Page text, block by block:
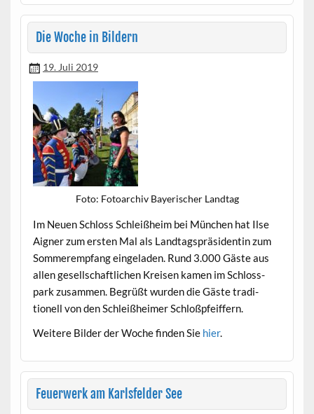
Die Woche in Bildern
19. Juli 2019
Foto: Fotoarchiv Bay­erisch­er Landtag
Im Neuen Schloss Schleißheim bei München hat Ilse
Aign­er zum ersten Mal als Land­tagspräsi­dentin zum
Som­meremp­fang ein­ge­laden. Rund 3.000 Gäste aus
allen gesellschaftlichen Kreisen kamen im Schloss­
park zusam­men. Begrüßt wur­den die Gäste tra­di­
tionell von den Schleißheimer Schloßpfeiffern.
Weit­ere Bilder der Woche find­en Sie hier.
Feuerwerk am Karlsfelder See